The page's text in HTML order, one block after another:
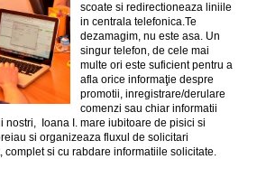
scoate si redirectioneaza liniile
in centrala telefonica.Te
dezamagim, nu este asa. Un
singur telefon, de cele mai
multe ori este suficient pentru a
afla orice informaţie despre
promotii, inregistrare/derulare
comenzi sau chiar informatii
nostri, Ioana I. mare iubitoare de pisici si
si organizeaza fluxul de solicitari
si cu rabdare informatiile solicitate.